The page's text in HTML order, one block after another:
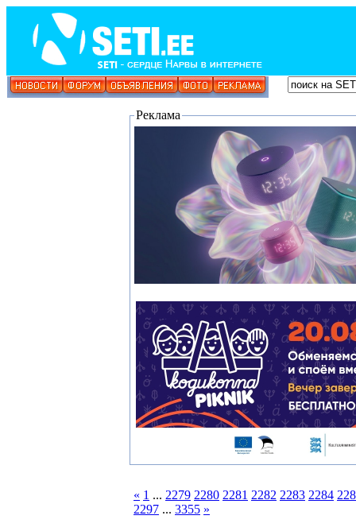
Реклама
« 1 ... 2279 2280 2281 2282 2283 2284
2297 ... 3355 »